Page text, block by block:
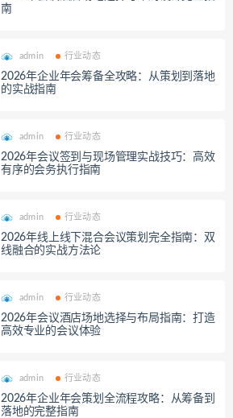
南
admin 行业动态
2026年企业年会筹备全攻略：从策划到落地
的实战指南
admin 行业动态
2026年会议签到与现场管理实战技巧：高效
有序的会务执行指南
admin 行业动态
2026年线上线下混合会议策划完全指南：双
线融合的实战方法论
admin 行业动态
2026年会议酒店场地选择与布局指南：打造
高效专业的会议体验
admin 行业动态
2026年企业年会策划全流程攻略：从筹备到
落地的完整指南